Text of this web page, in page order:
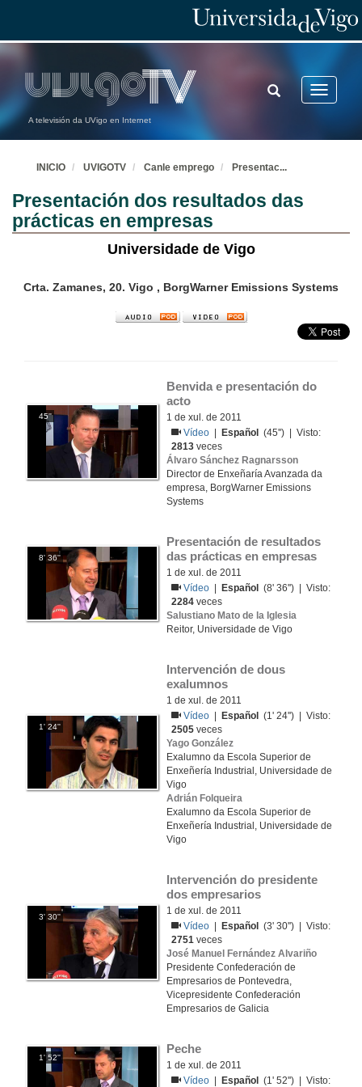
A televisión da UVigo en Internet
Toggle
TOGGLE
SEARCH
INICIO UVIGOTV Canle emprego Presentac...
Presentación dos resultados das
prácticas en empresas
Universidade de Vigo
Crta. Zamanes, 20. Vigo , BorgWarner Emissions Systems
45''
Benvida e presentación do
acto
1 de xul. de 2011
Vídeo
Español
(45'') | Visto:
2813 veces
Álvaro Sánchez Ragnarsson
Director de Enxeñaría Avanzada da
empresa, BorgWarner Emissions
Systems
8' 36''
Presentación de resultados
das prácticas en empresas
1 de xul. de 2011
Vídeo
Español
(8' 36'') | Visto:
2284 veces
Salustiano Mato de la Iglesia
Reitor, Universidade de Vigo
1' 24''
Intervención de dous
exalumnos
1 de xul. de 2011
Vídeo
Español
(1' 24'') | Visto:
2505 veces
Yago González
Exalumno da Escola Superior de
Enxeñería Industrial, Universidade de
Vigo
Adrián Folqueira
Exalumno da Escola Superior de
Enxeñería Industrial, Universidade de
Vigo
3' 30''
Intervención do presidente
dos empresarios
1 de xul. de 2011
Vídeo
Español
(3' 30'') | Visto:
2751 veces
José Manuel Fernández Alvariño
Presidente Confederación de
Empresarios de Pontevedra,
Vicepresidente Confederación
Empresarios de Galicia
1' 52''
Peche
1 de xul. de 2011
Vídeo
Español (1' 52'') | Visto: